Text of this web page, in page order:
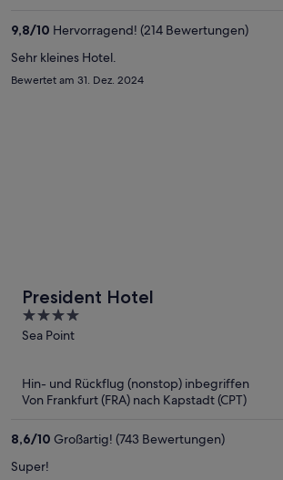
9,8/10 Hervorragend! (214 Bewertungen)
Sehr kleines Hotel.
Bewertet am 31. Dez. 2024
President Hotel
4
out
Sea Point
Hin- und Rückflug (nonstop) inbegriffen
Von Frankfurt (FRA) nach Kapstadt (CPT)
8,6/10 Großartig! (743 Bewertungen)
Super!